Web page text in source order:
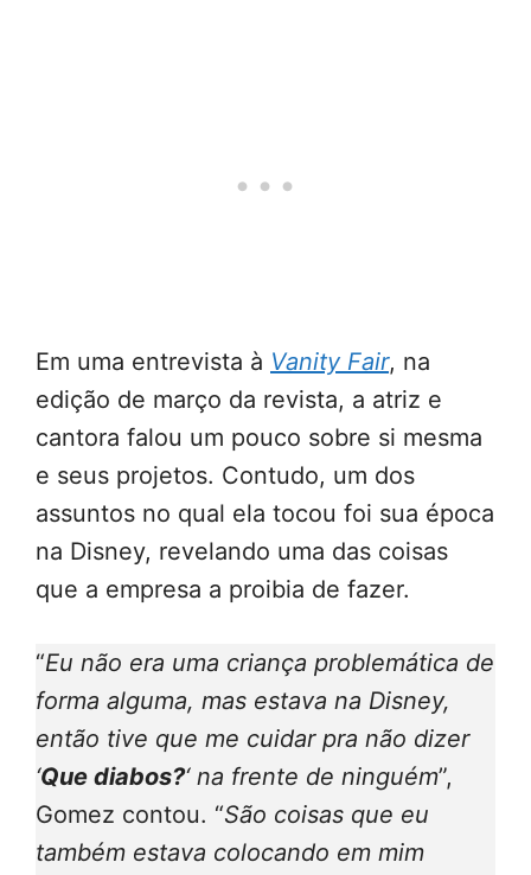
Em uma entrevista à Vanity Fair, na
edição de março da revista, a atriz e
cantora falou um pouco sobre si mesma
e seus projetos. Contudo, um dos
assuntos no qual ela tocou foi sua época
na Disney, revelando uma das coisas
que a empresa a proibia de fazer.
“Eu não era uma criança problemática de
forma alguma, mas estava na Disney,
então tive que me cuidar pra não dizer
‘Que diabos?‘ na frente de ninguém”,
Gomez contou. “São coisas que eu
também estava colocando em mim